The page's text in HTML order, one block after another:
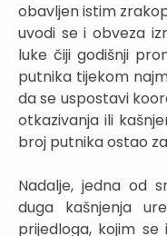
obavljen istim
uvodi se i obveza
luke čiji godišnji
putnika tijekom
da se uspostavi
otkazivanja ili
broj putnika ostao
Nadalje, jedna od
duga kašnjenja
prijedloga, kojim